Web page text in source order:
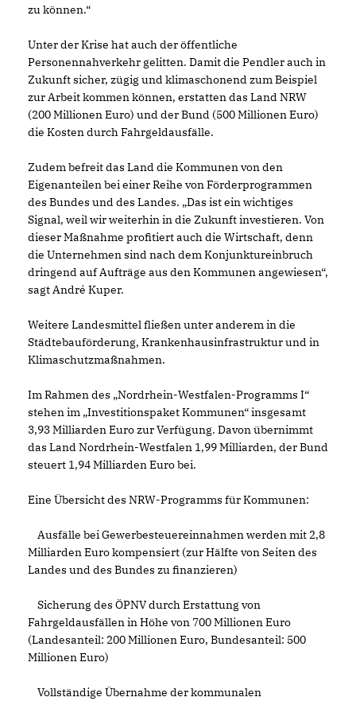
zu können.“
Unter der Krise hat auch der öffentliche
Personennahverkehr gelitten. Damit die Pendler auch in
Zukunft sicher, zügig und klimaschonend zum Beispiel
zur Arbeit kommen können, erstatten das Land NRW
(200 Millionen Euro) und der Bund (500 Millionen Euro)
die Kosten durch Fahrgeldausfälle.
Zudem befreit das Land die Kommunen von den
Eigenanteilen bei einer Reihe von Förderprogrammen
des Bundes und des Landes. „Das ist ein wichtiges
Signal, weil wir weiterhin in die Zukunft investieren. Von
dieser Maßnahme profitiert auch die Wirtschaft, denn
die Unternehmen sind nach dem Konjunktureinbruch
dringend auf Aufträge aus den Kommunen angewiesen“,
sagt André Kuper.
Weitere Landesmittel fließen unter anderem in die
Städtebauförderung, Krankenhausinfrastruktur und in
Klimaschutzmaßnahmen.
Im Rahmen des „Nordrhein-Westfalen-Programms I“
stehen im „Investitionspaket Kommunen“ insgesamt
3,93 Milliarden Euro zur Verfügung. Davon übernimmt
das Land Nordrhein-Westfalen 1,99 Milliarden, der Bund
steuert 1,94 Milliarden Euro bei.
Eine Übersicht des NRW-Programms für Kommunen:
Ausfälle bei Gewerbesteuereinnahmen werden mit 2,8
Milliarden Euro kompensiert (zur Hälfte von Seiten des
Landes und des Bundes zu finanzieren)
Sicherung des ÖPNV durch Erstattung von
Fahrgeldausfällen in Höhe von 700 Millionen Euro
(Landesanteil: 200 Millionen Euro, Bundesanteil: 500
Millionen Euro)
Vollständige Übernahme der kommunalen